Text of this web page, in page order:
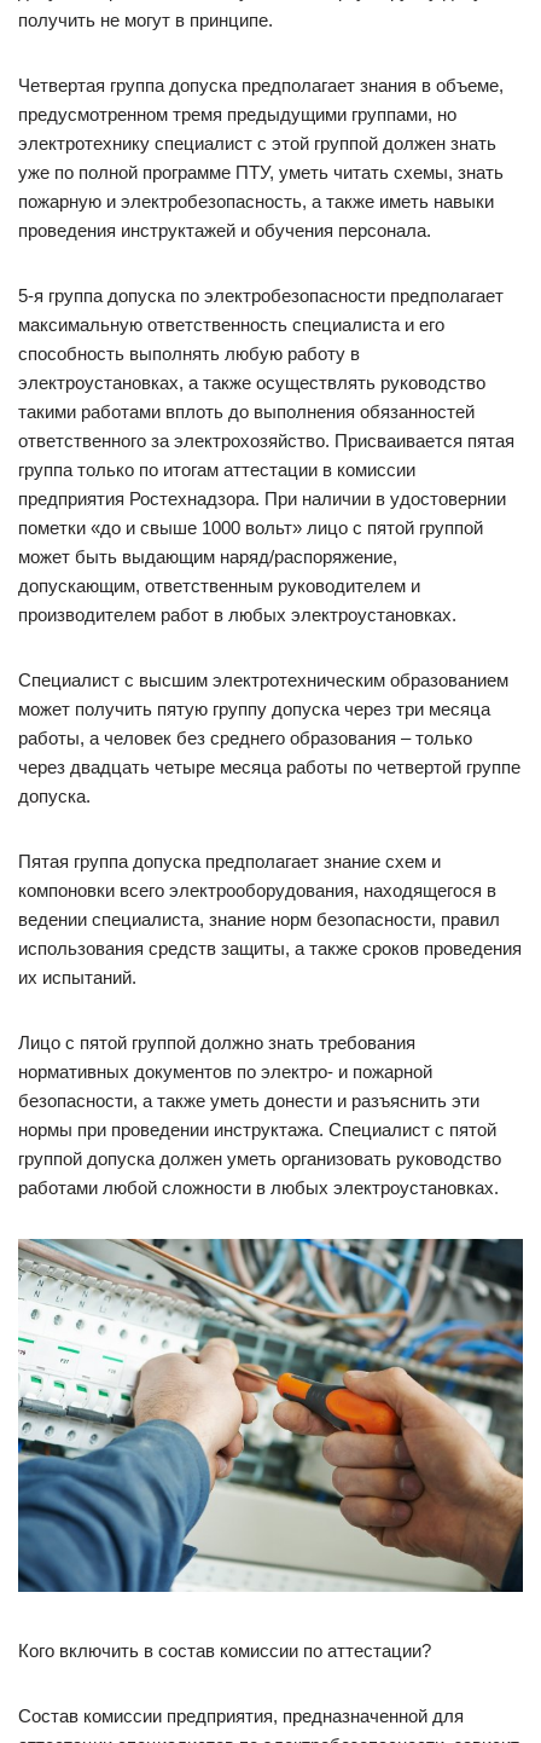
получить не могут в принципе.
Четвертая группа допуска предполагает знания в объеме,
предусмотренном тремя предыдущими группами, но
электротехнику специалист с этой группой должен знать
уже по полной программе ПТУ, уметь читать схемы, знать
пожарную и электробезопасность, а также иметь навыки
проведения инструктажей и обучения персонала.
5-я группа допуска по электробезопасности предполагает
максимальную ответственность специалиста и его
способность выполнять любую работу в
электроустановках, а также осуществлять руководство
такими работами вплоть до выполнения обязанностей
ответственного за электрохозяйство. Присваивается пятая
группа только по итогам аттестации в комиссии
предприятия Ростехнадзора. При наличии в удостовернии
пометки «до и свыше 1000 вольт» лицо с пятой группой
может быть выдающим наряд/распоряжение,
допускающим, ответственным руководителем и
производителем работ в любых электроустановках.
Специалист с высшим электротехническим образованием
может получить пятую группу допуска через три месяца
работы, а человек без среднего образования – только
через двадцать четыре месяца работы по четвертой группе
допуска.
Пятая группа допуска предполагает знание схем и
компоновки всего электрооборудования, находящегося в
ведении специалиста, знание норм безопасности, правил
использования средств защиты, а также сроков проведения
их испытаний.
Лицо с пятой группой должно знать требования
нормативных документов по электро- и пожарной
безопасности, а также уметь донести и разъяснить эти
нормы при проведении инструктажа. Специалист с пятой
группой допуска должен уметь организовать руководство
работами любой сложности в любых электроустановках.
Кого включить в состав комиссии по аттестации?
Состав комиссии предприятия, предназначенной для